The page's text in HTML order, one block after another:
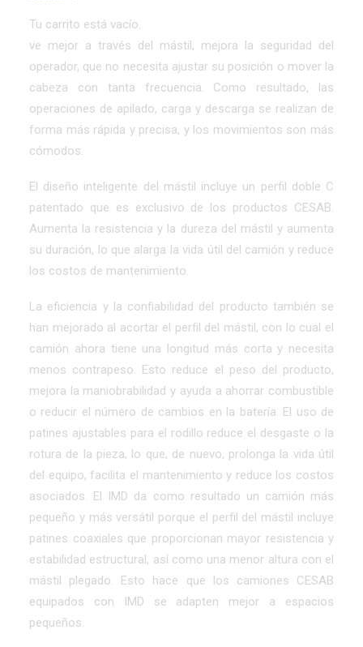
Tu carrito está vacío.
sustancialmente la visibilidad gracias al uso de dos
cilindros de elevación totalmente libres (FFL). Como se
ve mejor a través del mástil, mejora la seguridad del
operador, que no necesita ajustar su posición o mover la
cabeza con tanta frecuencia. Como resultado, las
operaciones de apilado, carga y descarga se realizan de
forma más rápida y precisa, y los movimientos son más
cómodos.
El diseño inteligente del mástil incluye un perfil doble C
patentado que es exclusivo de los productos CESAB.
Aumenta la resistencia y la dureza del mástil y aumenta
su duración, lo que alarga la vida útil del camión y reduce
los costos de mantenimiento.
La eficiencia y la confiabilidad del producto también se
han mejorado al acortar el perfil del mástil, con lo cual el
camión ahora tiene una longitud más corta y necesita
menos contrapeso. Esto reduce el peso del producto,
mejora la maniobrabilidad y ayuda a ahorrar combustible
o reducir el número de cambios en la batería. El uso de
patines ajustables para el rodillo reduce el desgaste o la
rotura de la pieza, lo que, de nuevo, prolonga la vida útil
del equipo, facilita el mantenimiento y reduce los costos
asociados. El IMD da como resultado un camión más
pequeño y más versátil porque el perfil del mástil incluye
patines coaxiales que proporcionan mayor resistencia y
estabilidad estructural, así como una menor altura con el
mástil plegado. Esto hace que los camiones CESAB
equipados con IMD se adapten mejor a espacios
pequeños.